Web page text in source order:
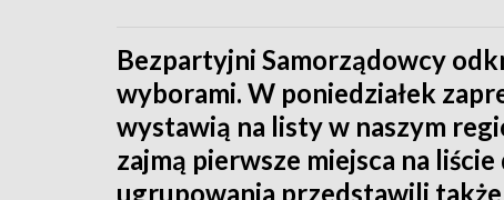
Bezpartyjni Samorządowcy
wyborami. W poniedziałek
wystawią na listy w naszym
zajmą pierwsze miejsca na
ugrupowania przedstawili